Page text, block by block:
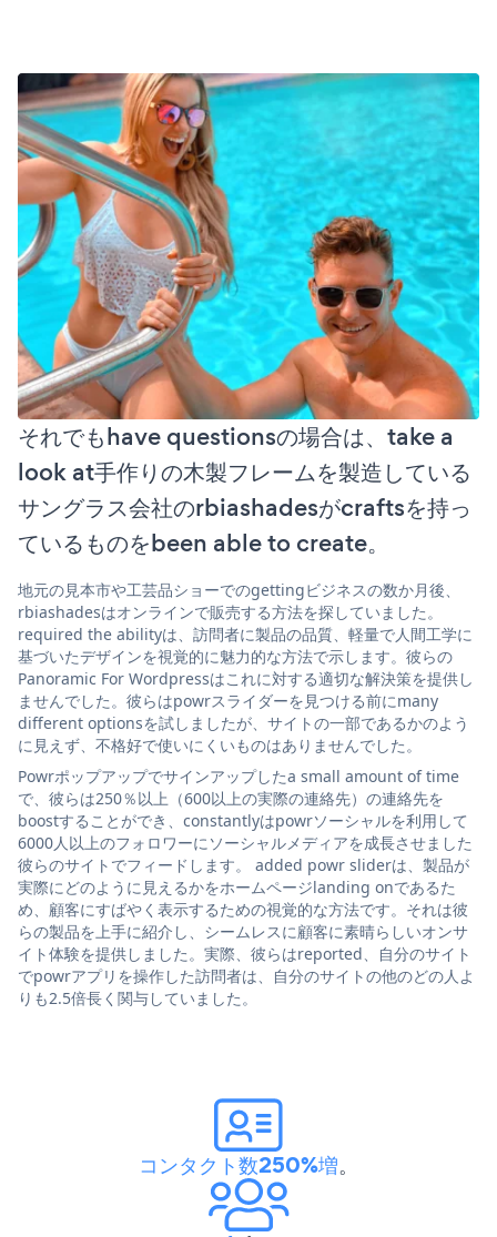
それでもhave questionsの場合は、take a
look at手作りの木製フレームを製造している
サングラス会社のrbiashadesがcraftsを持っ
ているものをbeen able to create。
地元の見本市や工芸品ショーでのgettingビジネスの数か月後、
rbiashadesはオンラインで販売する方法を探していました。
required the abilityは、訪問者に製品の品質、軽量で人間工学に
基づいたデザインを視覚的に魅力的な方法で示します。彼らの
Panoramic For Wordpressはこれに対する適切な解決策を提供し
ませんでした。彼らはpowrスライダーを見つける前にmany
different optionsを試しましたが、サイトの一部であるかのよう
に見えず、不格好で使いにくいものはありませんでした。
Powrポップアップでサインアップしたa small amount of time
で、彼らは250％以上（600以上の実際の連絡先）の連絡先を
boostすることができ、constantlyはpowrソーシャルを利用して
6000人以上のフォロワーにソーシャルメディアを成長させました
彼らのサイトでフィードします。 added powr sliderは、製品が
実際にどのように見えるかをホームページlanding onであるた
め、顧客にすばやく表示するための視覚的な方法です。それは彼
らの製品を上手に紹介し、シームレスに顧客に素晴らしいオンサ
イト体験を提供しました。実際、彼らはreported、自分のサイト
でpowrアプリを操作した訪問者は、自分のサイトの他のどの人よ
りも2.5倍長く関与していました。
コンタクト数250%増。